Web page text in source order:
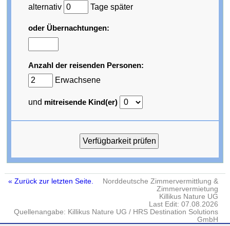
alternativ Tage später
oder Übernachtungen:
Anzahl der reisenden Personen:
Erwachsene
und mitreisende Kind(er)
« Zurück zur letzten Seite.
Norddeutsche Zimmervermittlung &
Zimmervermietung
Killikus Nature UG
Last Edit: 07.08.2026
Quellenangabe: Killikus Nature UG / HRS Destination Solutions
GmbH